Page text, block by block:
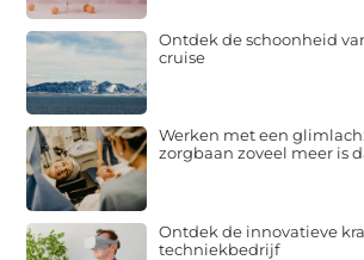
Ontdek de schoonheid
cruise
Werken met een
zorgbaan zoveel meer is
Ontdek de innovatieve
techniekbedrijf